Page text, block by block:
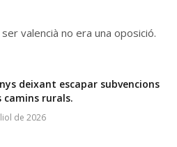
valencià no era una oposició.
deixant escapar subvencions
camins rurals.
de 2026